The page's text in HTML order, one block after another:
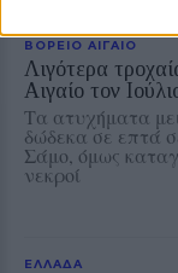
ΒΟΡΕΙΟ ΑΙΓΑΙΟ
Λιγότερα
Αιγαίο τον
Τα ατυχήματα
δώδεκα σε επτά
Σάμο, όμως
νεκροί
ΕΛΛΑΔΑ